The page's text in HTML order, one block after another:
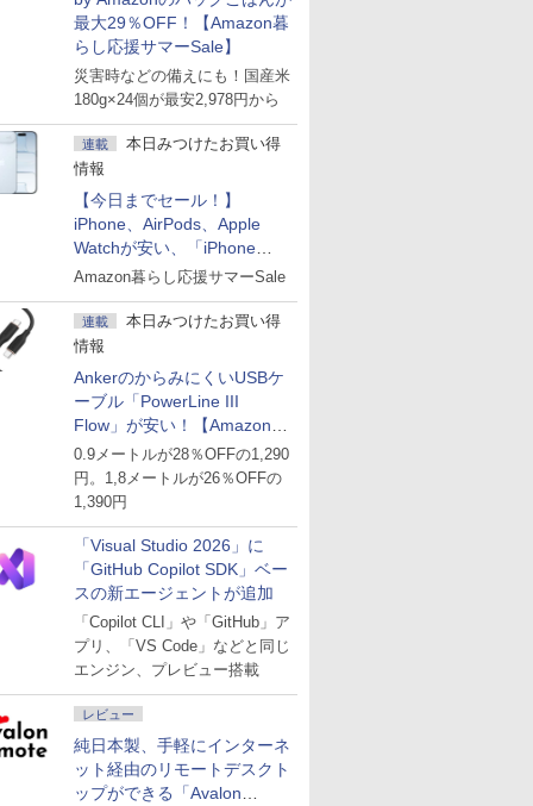
最大29％OFF！【Amazon暮
らし応援サマーSale】
災害時などの備えにも！国産米
180g×24個が最安2,978円から
連載
本日みつけたお買い得
情報
【今日までセール！】
iPhone、AirPods、Apple
Watchが安い、「iPhone
Air」256GB版が139,800円な
Amazon暮らし応援サマーSale
連載
本日みつけたお買い得
情報
AnkerのからみにくいUSBケ
ーブル「PowerLine III
Flow」が安い！【Amazon暮
らし応援サマーSale】
0.9メートルが28％OFFの1,290
円。1,8メートルが26％OFFの
1,390円
「Visual Studio 2026」に
「GitHub Copilot SDK」ベー
スの新エージェントが追加
「Copilot CLI」や「GitHub」ア
プリ、「VS Code」などと同じ
エンジン、プレビュー搭載
レビュー
純日本製、手軽にインターネ
ット経由のリモートデスクト
ップができる「Avalon